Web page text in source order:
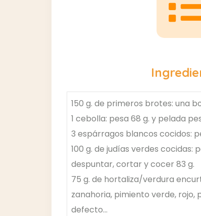
150 g. de primeros brotes: una
1 cebolla: pesa 68 g. y pelada
3 espárragos blancos cocidos:
100 g. de judías verdes cocidas:
despuntar, cortar y cocer 83 g.
75 g. de hortaliza/verdura
zanahoria, pimiento verde, rojo,
defecto…